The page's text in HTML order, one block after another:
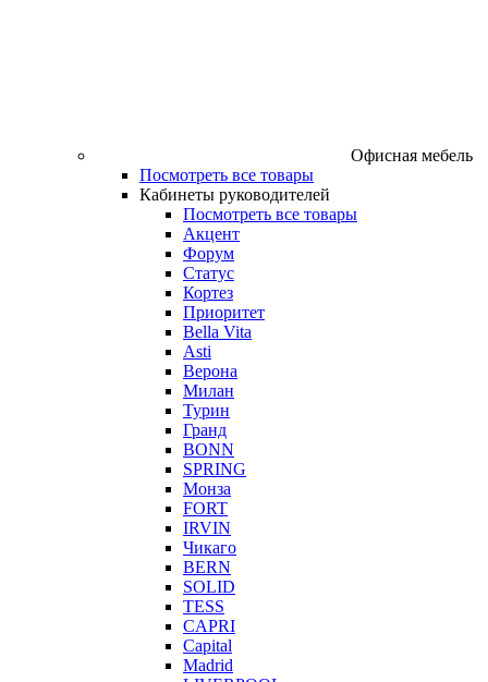
Офисная мебель
Посмотреть все товары
Кабинеты руководителей
Посмотреть все товары
Акцент
Форум
Статус
Кортез
Приоритет
Bella Vita
Asti
Верона
Милан
Турин
Гранд
BONN
SPRING
Монза
FORT
IRVIN
Чикаго
BERN
SOLID
TESS
CAPRI
Capital
Madrid